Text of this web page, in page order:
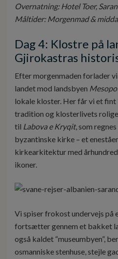
Overnatning: Hotel Toer,
Måltider: Morgenmad &
Dag 4: Klostre på
Gjirokastras
Efter morgenmaden forlader
landet mod landsbyen
lokale kloster. Her får vi et
tradition og klosterlivets
til Labova e Kryqit, som
byzantinske kirke – et
kirkearkitektur med
ikoner.
Vi spiser frokost undervejs på
fortsætter gennem et bakket
også kaldet “museumbyen”,
osmanniske stenhuse, stejle